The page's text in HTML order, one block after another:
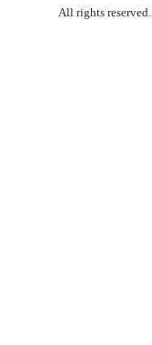
All rights reserved.